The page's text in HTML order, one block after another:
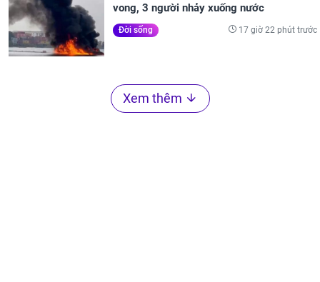
vong, 3 người nhảy xuống nước
Đời sống 17 giờ 22 phút trước
Xem thêm